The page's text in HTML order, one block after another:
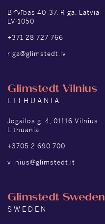
Brīvības 40-37, Riga, Latvia
LV-1050
+371 28 727 766
riga@glimstedt.lv
Glimstedt Vilnius
LITHUANIA
Jogailos g. 4, 01116 Vilnius
Lithuania
+3705 2 690 700
vilnius@glimstedt.lt
Glimstedt Sweden
SWEDEN